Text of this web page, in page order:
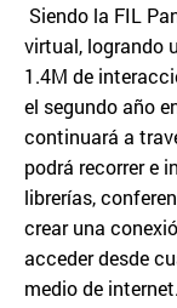
Siendo la FIL
virtual, logrando
1.4M de
el segundo año
continuará a
podrá recorrer e
librerías,
crear una
acceder desde
medio de internet.